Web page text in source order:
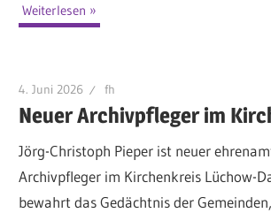
Weiterlesen
4. Juni 2026 fh
Neuer Archivpfleger im
Jörg-Christoph Pieper ist neuer
Archivpfleger im Kirchenkreis Lüchow-
bewahrt das Gedächtnis der